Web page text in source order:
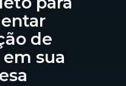
de
em sua